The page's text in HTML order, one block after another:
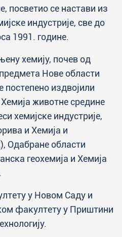
посветио се настави из
индустрије, све до
1991. године.
хемију, почев од
Нове области
постепено издвојили
животне средине
хемијске индустрије,
и Хемија и
Одабране области
геохемија и Хемија
у Новом Саду и
факултету у Приштини